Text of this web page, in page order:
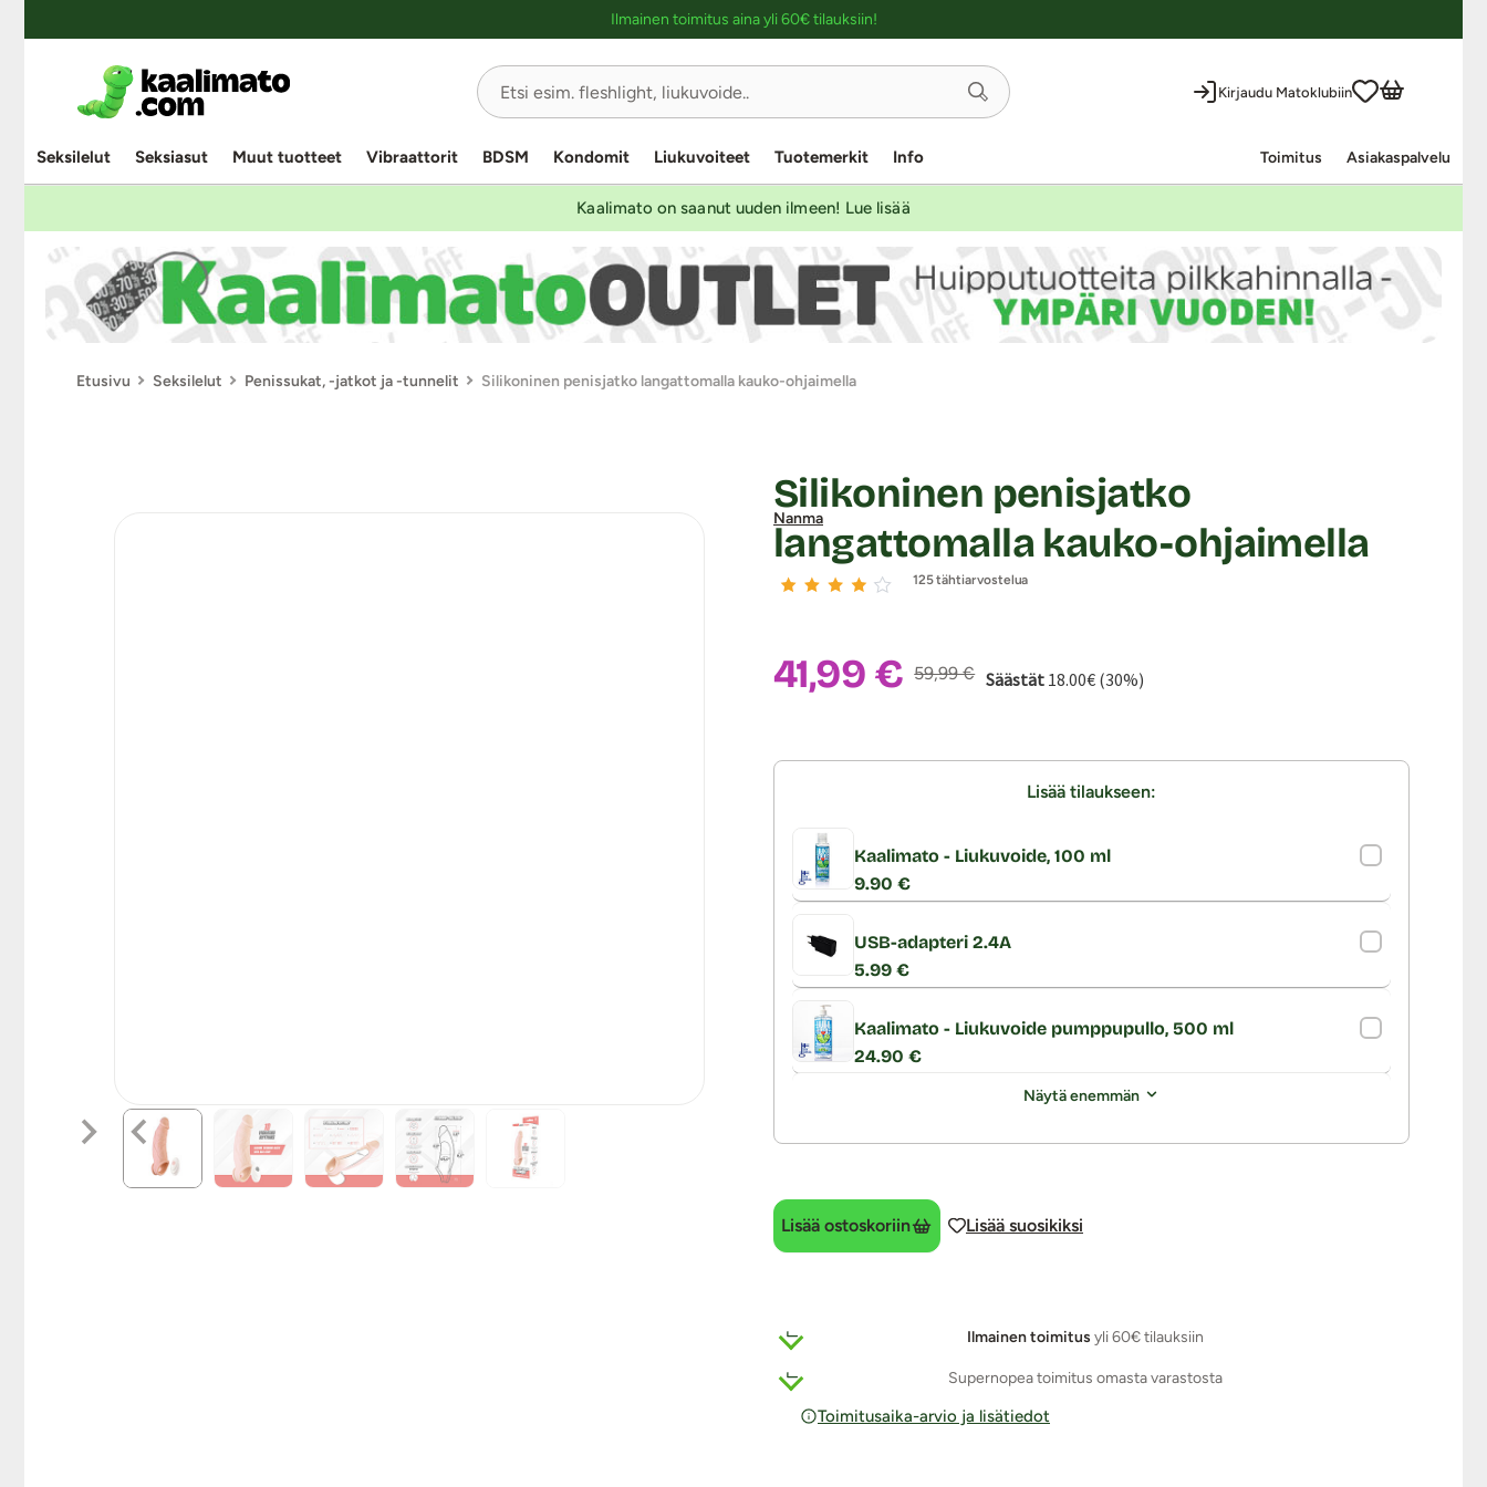
Ilmainen toimitus aina yli 60€ tilauksiin!
Kirjaudu Matoklubiin
Seksilelut Seksiasut Muut tuotteet Vibraattorit BDSM Kondomit Liukuvoiteet Tuotemerkit Info Toimitus Asiakaspalvelu
Kaalimato on saanut uuden ilmeen! Lue lisää
Etusivu Seksilelut Penissukat, -jatkot ja -tunnelit Silikoninen penisjatko langattomalla kauko-ohjaimella
Nanma
Silikoninen penisjatko
langattomalla kauko-ohjaimella
125 tähtiarvostelua
Alennushinta:
41,99 € Normaalihinta:
59,99 € Säästät 18.00€ (30%)
Lisää tilaukseen:
Kaalimato - Liukuvoide, 100 ml
9.90 €
USB-adapteri 2.4A
5.99 €
Kaalimato - Liukuvoide pumppupullo, 500 ml
24.90 €
Näytä enemmän
Lisää ostoskoriin Lisää suosikiksi
Ilmainen toimitus yli 60€ tilauksiin
Supernopea toimitus omasta varastosta
Toimitusaika-arvio ja lisätiedot